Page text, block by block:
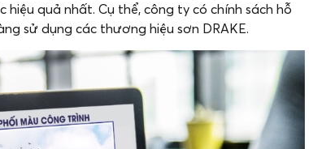
quả nhất. Cụ thể, công ty có chính sách hỗ
sử dụng các thương hiệu sơn DRAKE.